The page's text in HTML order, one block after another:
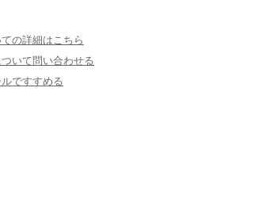
の詳細はこちら
いて問い合わせる
ですすめる